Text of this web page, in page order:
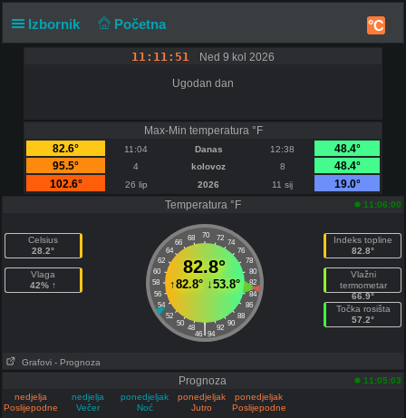
Izbornik Početna °C
11:11:51 Ned 9 kol 2026
Ugodan dan
Max-Min temperatura °F
82.6°
11:04 Danas 12:38
48.4°
95.5°
4 kolovoz 8
48.4°
102.6°
26 lip 2026 11 sij
19.0°
Temperatura °F
11:06:00
Celsius
28.2°
Vlaga
42% ↑
70
68 72
66
74
64
76
62
78
60
80
58
82
56
84
54
86
52
88
50
90
48 92
|
46 94
82.8°
↑82.8°↓53.8°
Indeks topline
82.8°
Vlažni
termometar
66.9°
Točka rosišta
57.2°
Grafovi - Prognoza
Prognoza
11:05:03
nedjelja
Poslijepodne
nedjelja
Večer
ponedjeljak
Noć
ponedjeljak
Jutro
ponedjeljak
Poslijepodne